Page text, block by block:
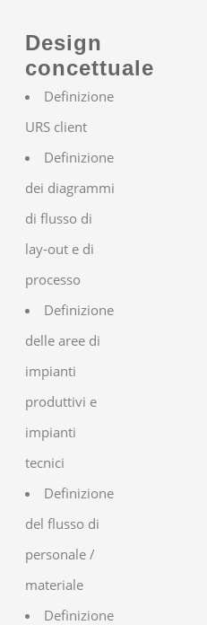
Design
concettuale
Definizione
URS client
Definizione
dei diagrammi
di flusso di
lay-out e di
processo
Definizione
delle aree di
impianti
produttivi e
impianti
tecnici
Definizione
del flusso di
personale /
materiale
Definizione